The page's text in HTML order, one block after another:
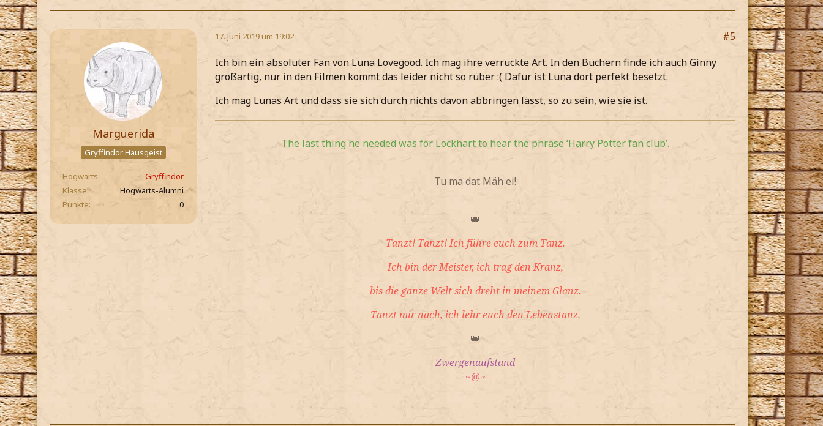
Marguerida
Gryffindor Hausgeist
Hogwarts
Gryffindor
Klasse
Hogwarts-Alumni
Punkte
0
17. Juni 2019 um 19:02
#5
Ich bin ein absoluter Fan von Luna Lovegood. Ich mag ihre verrückte Art. In den Büchern finde ich auch Ginny
großartig, nur in den Filmen kommt das leider nicht so rüber :( Dafür ist Luna dort perfekt besetzt.
Ich mag Lunas Art und dass sie sich durch nichts davon abbringen lässt, so zu sein, wie sie ist.
The last thing he needed was for Lockhart to hear the phrase ‘Harry Potter fan club’.
Tu ma dat Mäh ei!
👑
Tanzt! Tanzt! Ich führe euch zum Tanz.
Ich bin der Meister, ich trag den Kranz,
bis die ganze Welt sich dreht in meinem Glanz.
Tanzt mir nach, ich lehr euch den Lebenstanz.
👑
Zwergenaufstand
~@~